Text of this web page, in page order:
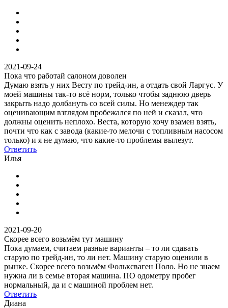
2021-09-24
Пока что работай салоном доволен
Думаю взять у них Весту по трейд-ин, а отдать свой Ларгус. У
моей машины так-то всё норм, только чтобы заднюю дверь
закрыть надо долбануть со всей силы. Но менеждер так
оценивающим взглядом пробежался по ней и сказал, что
должны оценить неплохо. Веста, которую хочу взамен взять,
почти что как с завода (какие-то мелочи с топливным насосом
только) и я не думаю, что какие-то проблемы вылезут.
Ответить
Илья
2021-09-20
Скорее всего возьмём тут машину
Пока думаем, считаем разные варианты – то ли сдавать
старую по трейд-ин, то ли нет. Машину старую оценили в
рынке. Скорее всего возьмём Фольксваген Поло. Но не знаем
нужна ли в семье вторая машина. ПО одометру пробег
нормальный, да и с машиной проблем нет.
Ответить
Диана